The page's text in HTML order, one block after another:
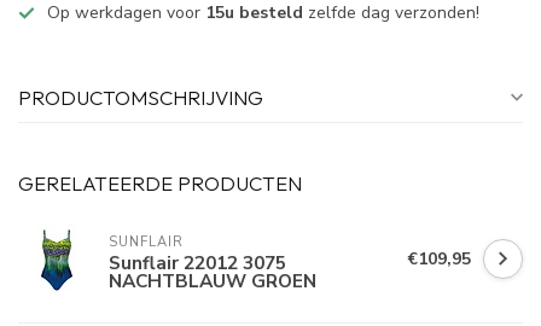
Op werkdagen voor 15u besteld zelfde dag verzonden!
PRODUCTOMSCHRIJVING
GERELATEERDE PRODUCTEN
SUNFLAIR
Sunflair 22012 3075
NACHTBLAUW GROEN
€109,95